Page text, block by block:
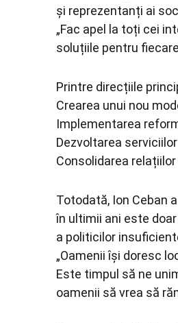
și reprezentanți ai
„Fac apel la toți cei
soluțiile pentru
Printre direcțiile
Crearea unui nou
Implementarea
Dezvoltarea
Consolidarea
Totodată, Ion Ceban
în ultimii ani este
a politicilor
„Oamenii își doresc
Este timpul să ne
oamenii să vrea să